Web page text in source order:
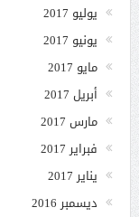
يوليو 2017
يونيو 2017
مايو 2017
أبريل 2017
مارس 2017
فبراير 2017
يناير 2017
ديسمبر 2016